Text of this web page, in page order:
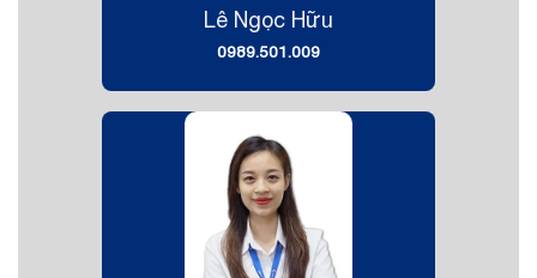
Lê Ngọc Hữu
0989.501.009